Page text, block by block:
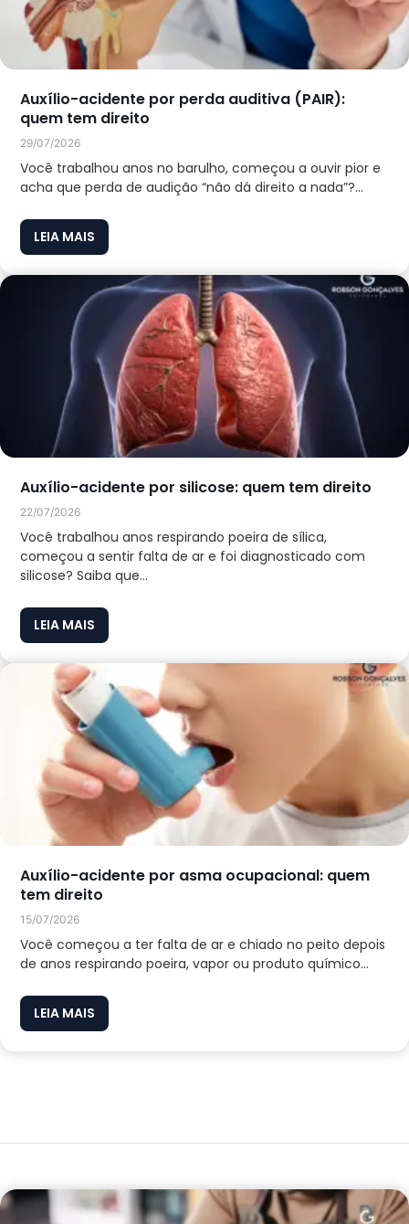
Auxílio-acidente por perda auditiva (PAIR):
quem tem direito
29/07/2026
Você trabalhou anos no barulho, começou a ouvir pior e
acha que perda de audição “não dá direito a nada”?...
LEIA MAIS
Auxílio-acidente por silicose: quem tem direito
22/07/2026
Você trabalhou anos respirando poeira de sílica,
começou a sentir falta de ar e foi diagnosticado com
silicose? Saiba que...
LEIA MAIS
Auxílio-acidente por asma ocupacional: quem
tem direito
15/07/2026
Você começou a ter falta de ar e chiado no peito depois
de anos respirando poeira, vapor ou produto químico...
LEIA MAIS